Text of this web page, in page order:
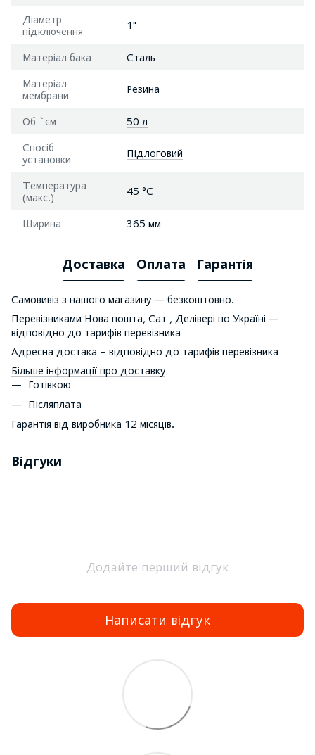
Діаметр
підключення
1"
Матеріал бака Сталь
Матеріал
мембрани
Резина
Об `єм 50 л
Спосіб
установки
Підлоговий
Температура
(макс.)
45 °C
Ширина 365 мм
Доставка Оплата Гарантія
Самовивіз з нашого магазину — безкоштовно.
Перевізниками Нова пошта, Сат , Делівері по Україні —
відповідно до тарифів перевізника
Адресна достака - відповідно до тарифів перевізника
Більше інформації про доставку
Готівкою
Післяплата
Гарантія від виробника 12 місяців.
Відгуки
Додайте перший відгук
Написати відгук